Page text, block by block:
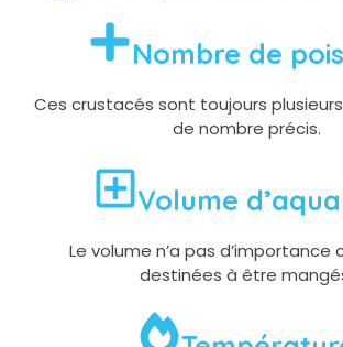
Nombre de
Ces crustacés sont toujours plusieurs
de nombre précis.
Volume
Le volume n’a pas d’importance
destinées à être